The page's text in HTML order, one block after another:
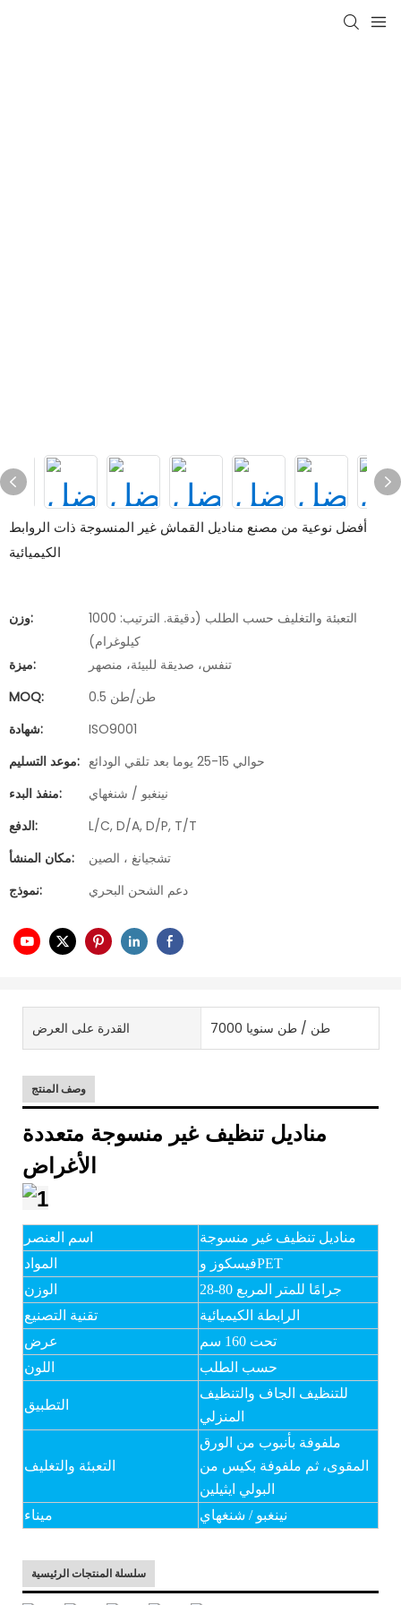
أفضل نوعية من مصنع مناديل القماش غير المنسوجة ذات الروابط
الكيميائية
وزن:
التعبئة والتغليف حسب الطلب (دقيقة. الترتيب: 1000
كيلوغرام)
ميزة:
تنفس، صديقة للبيئة، منصهر
MOQ:
0.5 طن/طن
شهادة:
ISO9001
موعد التسليم:
حوالي 15-25 يوما بعد تلقي الودائع
منفذ البدء:
نينغبو / شنغهاي
الدفع:
L/C, D/A, D/P, T/T
مكان المنشأ:
تشجيانغ ، الصين
نموذج:
دعم الشحن البحري
القدرة على العرض 7000 طن / طن سنويا
وصف المنتج
مناديل تنظيف غير منسوجة متعددة
الأغراض
اسم العنصر
مناديل تنظيف غير منسوجة
المواد
فيسكوز وPET
الوزن
28-80 جرامًا للمتر المربع
تقنية التصنيع
الرابطة الكيميائية
عرض
تحت 160 سم
اللون
حسب الطلب
التطبيق
للتنظيف الجاف والتنظيف
المنزلي
التعبئة والتغليف
ملفوفة بأنبوب من الورق
المقوى، ثم ملفوفة بكيس من
البولي ايثيلين
ميناء
نينغبو / شنغهاي
سلسلة المنتجات الرئيسية